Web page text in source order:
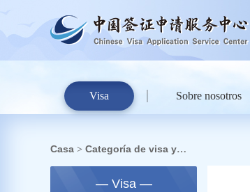
Visa Sobre nosotros
Casa > Categoría de visa y
— Visa —